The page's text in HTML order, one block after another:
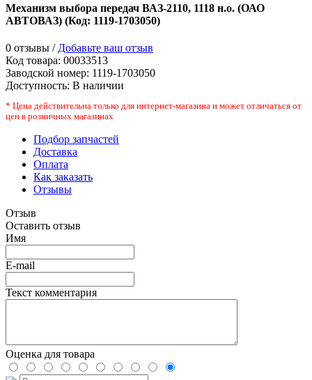
Механизм выбора передач ВАЗ-2110, 1118 н.о. (ОАО
АВТОВАЗ) (Код: 1119-1703050)
0 отзывы / Добавьте ваш отзыв
Код товара: 00033513
Заводской номер: 1119-1703050
Доступность: В наличии
* Цена действительна только для интернет-магазина и может отличаться от
цен в розничных магазинах
Подбор запчастей
Доставка
Оплата
Как заказать
Отзывы
Отзыв
Оставить отзыв
Имя
E-mail
Текст комментария
Оценка для товара